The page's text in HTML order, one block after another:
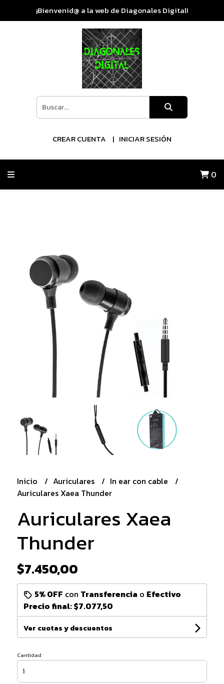
¡Bienvenid@ a la web de Diagonales Digital!
CREAR CUENTA INICIAR SESIÓN
0
Inicio Auriculares
In ear con cable
Auriculares Xaea Thunder
Auriculares Xaea
Thunder
$7.450,00
5% OFF con Transferencia o Efectivo
Precio final:$7.077,50
Ver cuotas y descuentos
Cantidad